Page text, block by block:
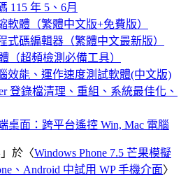
115 年 5、6月
軟體（繁體中文版+免費版）
式碼編輯器（繁體中文最新版）
（超頻檢測必備工具）
效能、運作速度測試軟體(中文版)
登錄檔清理、重組、系統最佳化、
桌面：跨平台遙控 Win, Mac 電腦
」於〈Windows Phone 7.5 芒果模擬
、Android 中試用 WP 手機介面〉